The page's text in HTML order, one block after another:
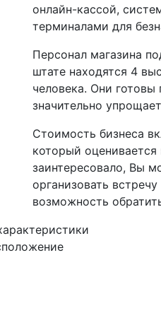
онлайн-кассой,
терминалами для
Персонал магазина
штате находятся 4
человека. Они
значительно
Стоимость бизнеса
который
заинтересовало, Вы
организовать
возможность